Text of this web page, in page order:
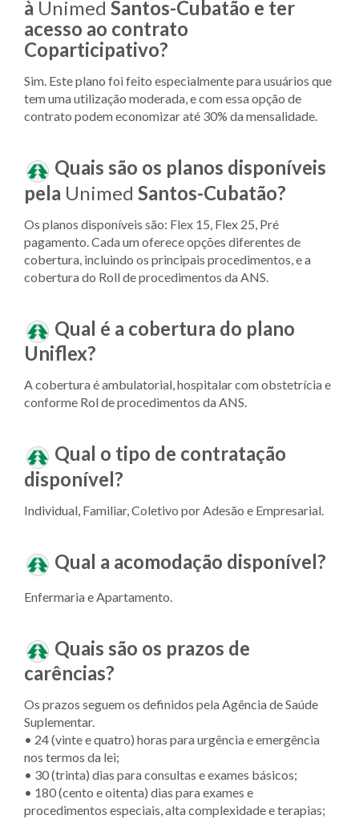
à Unimed Santos-Cubatão e ter
acesso ao contrato
Coparticipativo?
Sim. Este plano foi feito especialmente para usuários que
tem uma utilização moderada, e com essa opção de
contrato podem economizar até 30% da mensalidade.
Quais são os planos disponíveis
pela Unimed Santos-Cubatão?
Os planos disponíveis são: Flex 15, Flex 25, Pré
pagamento. Cada um oferece opções diferentes de
cobertura, incluindo os principais procedimentos, e a
cobertura do Roll de procedimentos da ANS.
Qual é a cobertura do plano
Uniflex?
A cobertura é ambulatorial, hospitalar com obstetrícia e
conforme Rol de procedimentos da ANS.
Qual o tipo de contratação
disponível?
Individual, Familiar, Coletivo por Adesão e Empresarial.
Qual a acomodação disponível?
Enfermaria e Apartamento.
Quais são os prazos de
carências?
Os prazos seguem os definidos pela Agência de Saúde
Suplementar.
• 24 (vinte e quatro) horas para urgência e emergência
nos termos da lei;
• 30 (trinta) dias para consultas e exames básicos;
• 180 (cento e oitenta) dias para exames e
procedimentos especiais, alta complexidade e terapias;